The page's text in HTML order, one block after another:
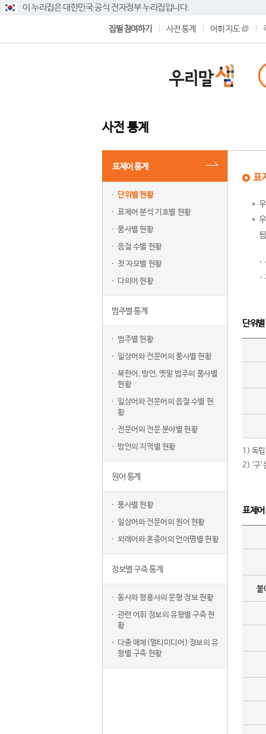
이 누리집은 대한민국 공식 전자정부 누리집입니다.
집필 참여하기 사전 통계 어휘 지도
사전 통계
표제어 통계
단위별 현황
표제어 분석 기호별 현황
품사별 현황
음절 수별 현황
첫 자모별 현황
다의어 현황
범주별 통계
범주별 현황
일상어와 전문어의 품사별 현황
북한어, 방언, 옛말 범주의 품사별
현황
일상어와 전문어의 음절 수별 현
황
전문어의 전문 분야별 현황
방언의 지역별 현황
원어 통계
품사별 현황
일상어와 전문어의 원어 현황
외래어와 혼종어의 언어명별 현황
정보별 구축 통계
동사와 형용사의 문형 정보 현황
관련 어휘 정보의 유형별 구축 현
황
다중 매체(멀티미디어) 정보의 유
형별 구축 현황
표
단위
1) 독립
2) ‘구
표제
붙